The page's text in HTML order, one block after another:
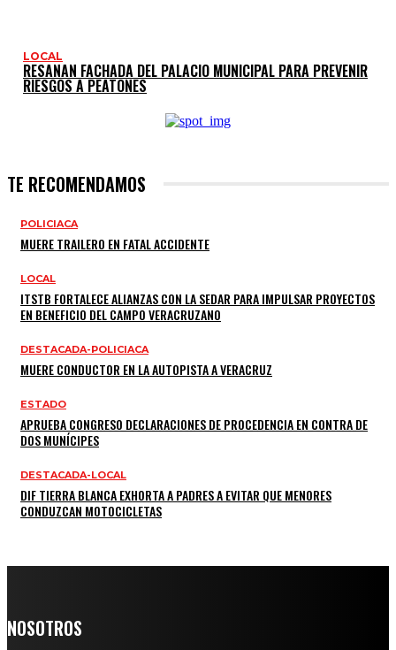
LOCAL
RESANAN FACHADA DEL PALACIO MUNICIPAL PARA PREVENIR
RIESGOS A PEATONES
TE RECOMENDAMOS
POLICIACA
MUERE TRAILERO EN FATAL ACCIDENTE
LOCAL
ITSTB FORTALECE ALIANZAS CON LA SEDAR PARA IMPULSAR PROYECTOS
EN BENEFICIO DEL CAMPO VERACRUZANO
DESTACADA-POLICIACA
MUERE CONDUCTOR EN LA AUTOPISTA A VERACRUZ
ESTADO
APRUEBA CONGRESO DECLARACIONES DE PROCEDENCIA EN CONTRA DE
DOS MUNÍCIPES
DESTACADA-LOCAL
DIF TIERRA BLANCA EXHORTA A PADRES A EVITAR QUE MENORES
CONDUZCAN MOTOCICLETAS
NOSOTROS